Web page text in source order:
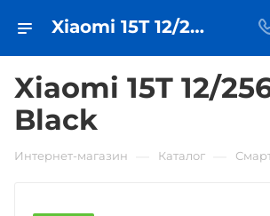
Xiaomi 15T 12/256Gb Black • купить в Самаре - iЧехол
Xiaomi 15T 12/
Black
Интернет-магазин Каталог